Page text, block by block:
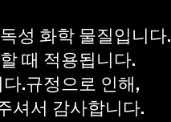
성 화학 물질입니다.
때 적용됩니다.
.규정으로 인해,
셔서 감사합니다.